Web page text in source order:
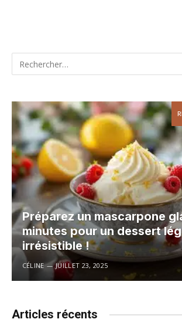
Préparez un mascarpone
minutes pour un dessert
irrésistible !
CÉLINE JUILLET 23, 2025
Articles récents